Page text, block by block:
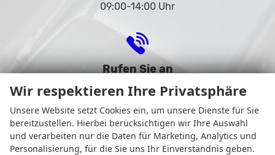
09:00-14:00 Uhr
Rufen Sie an
Wir respektieren Ihre Privatsphäre
Unsere Website setzt Cookies ein, um unsere Dienste für Sie
bereitzustellen. Hierbei berücksichtigen wir Ihre Auswahl
und verarbeiten nur die Daten für Marketing, Analytics und
Personalisierung, für die Sie uns Ihr Einverständnis geben.